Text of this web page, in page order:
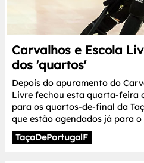
Carvalhos e Escola
dos 'quartos'
Depois do apuramento do
Livre fechou esta quarta-feira
para os quartos-de-final da
que estão agendados já para
TaçaDePortugalF